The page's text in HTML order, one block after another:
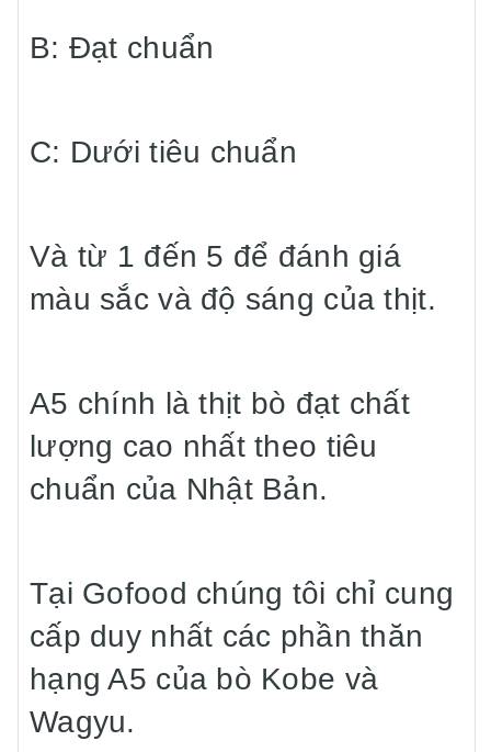
B: Đạt chuẩn
C: Dưới tiêu chuẩn
Và từ 1 đến 5 để đánh giá
màu sắc và độ sáng của thịt.
A5 chính là thịt bò đạt chất
lượng cao nhất theo tiêu
chuẩn của Nhật Bản.
Tại Gofood chúng tôi chỉ cung
cấp duy nhất các phần thăn
hạng A5 của bò Kobe và
Wagyu.